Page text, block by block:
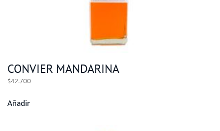
CONVIER MANDARINA
$42.700
Añadir